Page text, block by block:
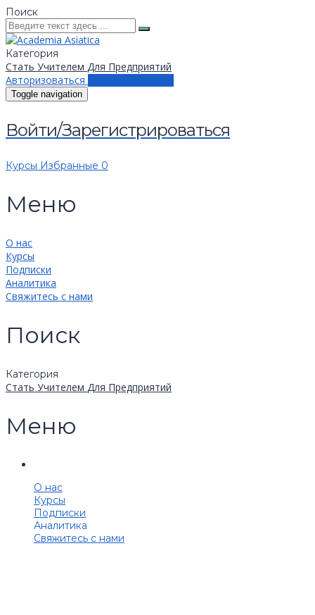
Поиск
Категория
Стать Учителем Для Предприятий
Авторизоваться
Toggle navigation
Войти/Зарегистрироваться
Курсы Избранные 0
Меню
О нас
Курсы
Подписки
Аналитика
Свяжитесь с нами
Поиск
Категория
Стать Учителем Для Предприятий
Меню
О нас
Курсы
Подписки
Аналитика
Свяжитесь с нами